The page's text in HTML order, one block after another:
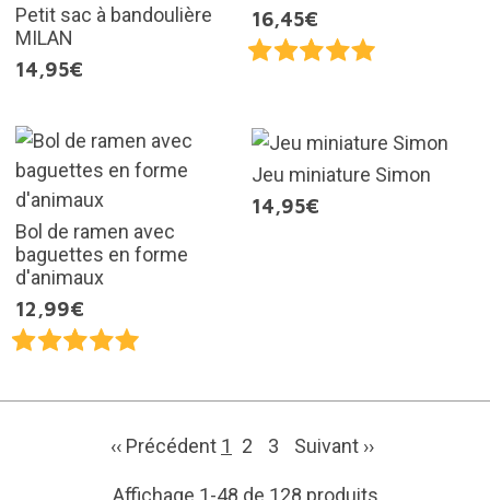
Petit sac à bandoulière
MILAN
14,95€
16,45€
Bol de ramen avec
baguettes en forme
d'animaux
12,99€
Jeu miniature Simon
14,95€
‹‹ Précédent 1 2 3 Suivant ››
Affichage 1-48 de 128 produits